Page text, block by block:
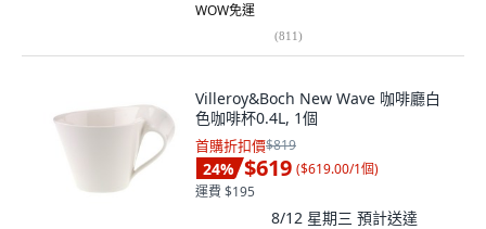
WOW免運
(811)
Villeroy&Boch New Wave 咖啡廳白
色咖啡杯0.4L, 1個
首購折扣價$819
24% $619 ($619.00/1個)
運費 $195
8/12 星期三 預計送達